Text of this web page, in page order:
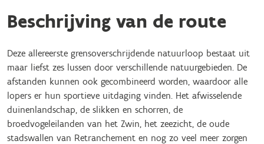
Beschrijving van de route
Deze allereerste grensoverschrijdende natuurloop bestaat uit
maar liefst zes lussen door verschillende natuurgebieden. De
afstanden kunnen ook gecombineerd worden, waardoor alle
lopers er hun sportieve uitdaging vinden. Het afwisselende
duinenlandschap, de slikken en schorren, de
broedvogeleilanden van het Zwin, het zeezicht, de oude
stadswallen van Retranchement en nog zo veel meer zorgen